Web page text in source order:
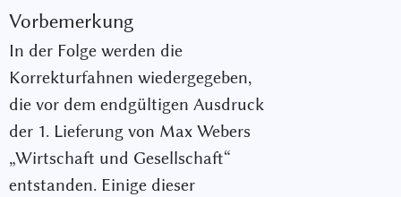
Vorbemerkung
In der Folge werden die
Korrekturfahnen wiedergegeben,
die vor dem endgültigen Ausdruck
der 1. Lieferung von Max Webers
„Wirtschaft und Gesellschaft“
entstanden. Einige dieser